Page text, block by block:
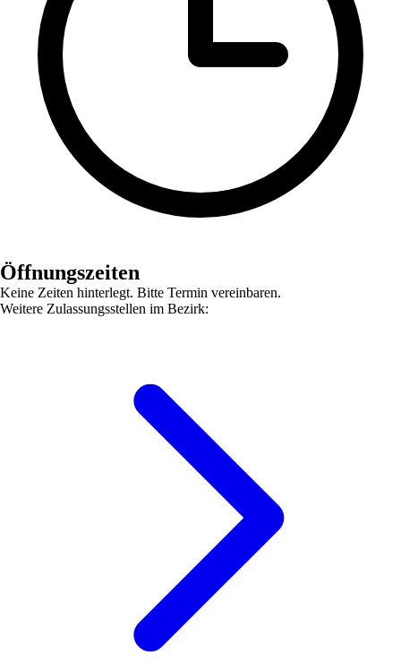
Öffnungszeiten
Keine Zeiten hinterlegt. Bitte Termin vereinbaren.
Weitere Zulassungsstellen im Bezirk: